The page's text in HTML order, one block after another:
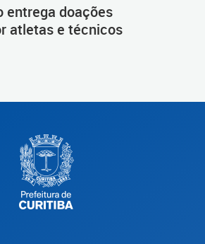
entrega doações
atletas e técnicos